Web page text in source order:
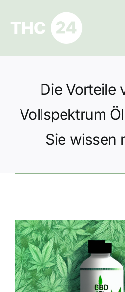
springen
Ratgeber
Hilfe und Kontakt
Datenschutz
Die Vorteile
Vollspektrum
Sie wissen
Zeige
grösseres
Bild